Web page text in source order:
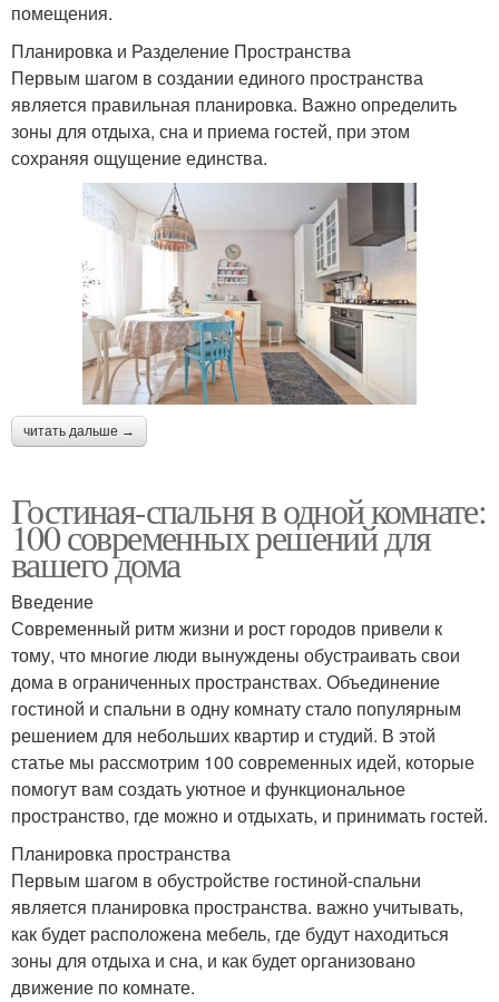
помещения.
Планировка и Разделение Пространства
Первым шагом в создании единого пространства
является правильная планировка. Важно определить
зоны для отдыха, сна и приема гостей, при этом
сохраняя ощущение единства.
читать дальше →
Гостиная-спальня в одной комнате:
100 современных решений для
вашего дома
Введение
Современный ритм жизни и рост городов привели к
тому, что многие люди вынуждены обустраивать свои
дома в ограниченных пространствах. Объединение
гостиной и спальни в одну комнату стало популярным
решением для небольших квартир и студий. В этой
статье мы рассмотрим 100 современных идей, которые
помогут вам создать уютное и функциональное
пространство, где можно и отдыхать, и принимать гостей.
Планировка пространства
Первым шагом в обустройстве гостиной-спальни
является планировка пространства. важно учитывать,
как будет расположена мебель, где будут находиться
зоны для отдыха и сна, и как будет организовано
движение по комнате.